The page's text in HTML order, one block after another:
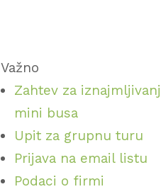
Važno
Zahtev za
mini busa
Upit za grupnu turu
Prijava na email listu
Podaci o firmi